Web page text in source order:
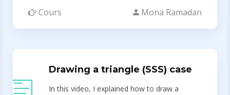
Cours Mona Ramadan
Drawing a triangle (SSS) case
In this video, I explained how to draw a